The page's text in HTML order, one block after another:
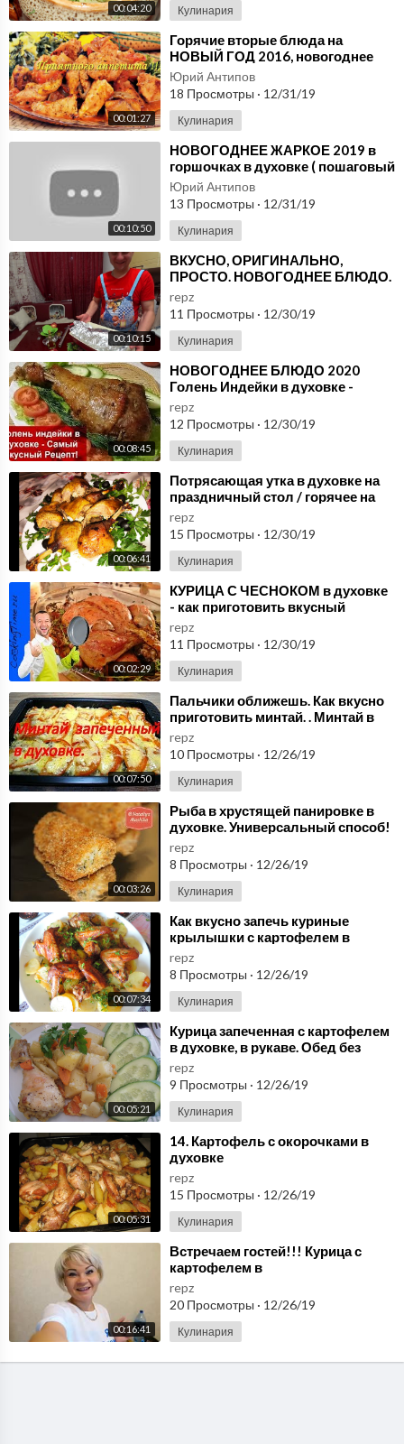
00:04:20 Кулинария
00:01:27
⁣Горячие вторые блюда на
НОВЫЙ ГОД 2016, новогоднее
меню! Вкусное жаркое из рыбы
осетра в духовке New
Юрий Антипов
18 Просмотры · 12/31/19
Кулинария
00:10:50
⁣НОВОГОДНЕЕ ЖАРКОЕ 2019 в
горшочках в духовке ( пошаговый
рецепт ) Ваши гости ОНЕМЕЮТ !
Юрий Антипов
13 Просмотры · 12/31/19
Кулинария
00:10:15
⁣ВКУСНО, ОРИГИНАЛЬНО,
ПРОСТО. НОВОГОДНЕЕ БЛЮДО.
СУПЕР РЕЦЕПТ КАРП В
ДУХОВКЕ.УДИВИТЬ ГОСТЕЙ.
repz
11 Просмотры · 12/30/19
Кулинария
00:08:45
⁣НОВОГОДНЕЕ БЛЮДО 2020
Голень Индейки в духовке -
Самый Вкусный Рецепт
Домашняя Кухня СССР
repz
12 Просмотры · 12/30/19
Кулинария
00:06:41
⁣Потрясающая утка в духовке на
праздничный стол / горячее на
ужин
repz
15 Просмотры · 12/30/19
Кулинария
00:02:29
⁣КУРИЦА С ЧЕСНОКОМ в духовке
- как приготовить вкусный
праздничный ужин - новогодний
стол
repz
11 Просмотры · 12/30/19
Кулинария
00:07:50
⁣Пальчики оближешь. Как вкусно
приготовить минтай. . Минтай в
духовке.
repz
10 Просмотры · 12/26/19
Кулинария
00:03:26
⁣Рыба в хрустящей панировке в
духовке. Универсальный способ!
Пальчики оближешь!
repz
8 Просмотры · 12/26/19
Кулинария
00:07:34
⁣Как вкусно запечь куриные
крылышки с картофелем в
духовке Очень вкусно!!!
repz
8 Просмотры · 12/26/19
Кулинария
00:05:21
⁣Курица запеченная с картофелем
в духовке, в рукаве. Обед без
хлопот!
repz
9 Просмотры · 12/26/19
Кулинария
00:05:31
⁣14. Картофель с окорочками в
духовке
repz
15 Просмотры · 12/26/19
Кулинария
00:16:41
⁣Встречаем гостей!!! Курица с
картофелем в
духовке,пицца,оливье)))
repz
20 Просмотры · 12/26/19
Кулинария